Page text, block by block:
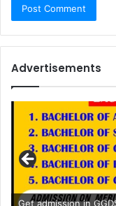
Advertisements
Get admission in